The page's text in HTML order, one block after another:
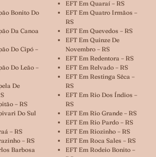
Bonito Do
Da Canoa
Do Cipó –
Do Leão –
De
– RS
Do Sul
– RS
– RS
Barbosa
EFT Em Quaraí – RS
EFT Em Quatro Irmãos –
RS
EFT Em Quevedos – RS
EFT Em Quinze De
Novembro – RS
EFT Em Redentora – RS
EFT Em Relvado – RS
EFT Em Restinga Sêca –
RS
EFT Em Rio Dos Índios –
RS
EFT Em Rio Grande – RS
EFT Em Rio Pardo – RS
EFT Em Riozinho – RS
EFT Em Roca Sales – RS
EFT Em Rodeio Bonito –